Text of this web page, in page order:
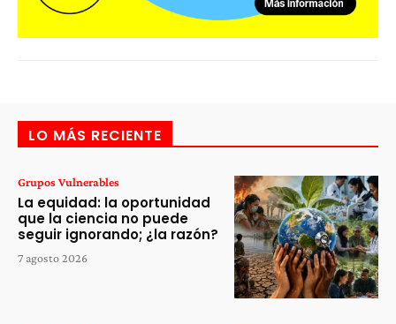
LO MÁS RECIENTE
Grupos Vulnerables
La equidad: la oportunidad
que la ciencia no puede
seguir ignorando; ¿la razón?
7 agosto 2026